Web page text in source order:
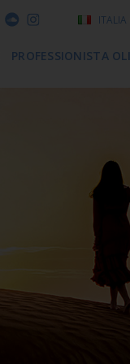
ITALIA
PROFESSIONISTA